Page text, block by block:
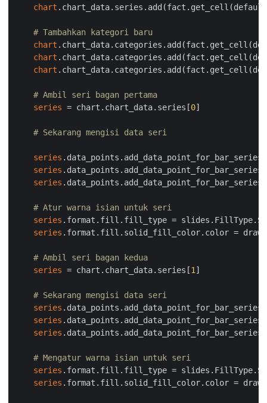
chart
# Tambahkan kategori baru
chart
chart
chart
# Ambil seri bagan pertama
series = chart.chart_data.series[0]
# Sekarang mengisi data seri
series
series
series
# Atur warna isian untuk seri
series .format.fill.fill_type =
series .format.fill.solid_fill_color.color =
# Ambil seri bagan kedua
series = chart.chart_data.series[1 ]
# Sekarang mengisi data seri
series
series
series
# Mengatur warna isian untuk seri
series .format.fill.fill_type =
series .format.fill.solid_fill_color.color =